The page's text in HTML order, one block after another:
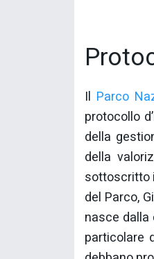
Il Parco
protocollo
della
della
sottoscritto
del Parco,
nasce
particolare